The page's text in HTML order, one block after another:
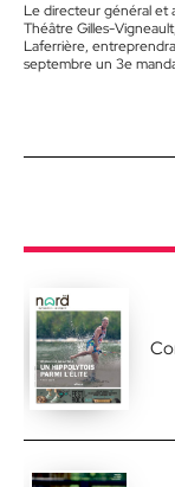
mandat
Le directeur général et
Théâtre Gilles-
Laferrière,
septembre un 3e